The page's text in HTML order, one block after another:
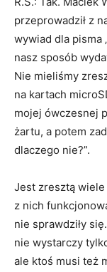
przeprowadził z
wywiad dla pisma
nasz sposób
Nie mieliśmy
na kartach
mojej ówczesnej
żartu, a potem
dlaczego nie?”.
Jest zresztą
z nich
nie sprawdziły
nie wystarczy
ale ktoś musi też